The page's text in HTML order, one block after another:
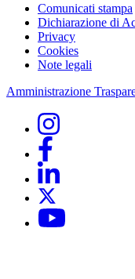
Comunicati stampa
Dichiarazione di
Privacy
Cookies
Note legali
Amministrazione